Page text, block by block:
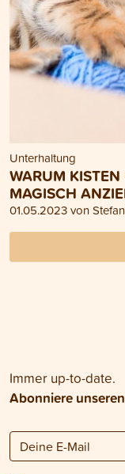
Unterhaltung
WARUM
MAGISCH
01.05.2023 von
Immer up-to-date.
Abonniere